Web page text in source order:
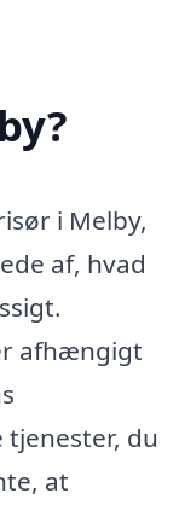
i Melby,
af, hvad
afhængigt
du
at